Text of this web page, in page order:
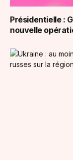
Présidentielle :
nouvelle